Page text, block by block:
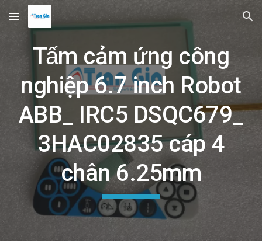
Skip to main content Skip to navigation
Tấm cảm ứng công
nghiệp 6.7 inch Robot
ABB_ IRC5 DSQC679_
3HAC02835 cáp 4
chân 6.25mm